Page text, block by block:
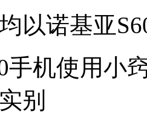
以诺基亚
手机使用小
别